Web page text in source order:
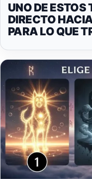
UNO DE ESTOS
DIRECTO
PARA LO QUE